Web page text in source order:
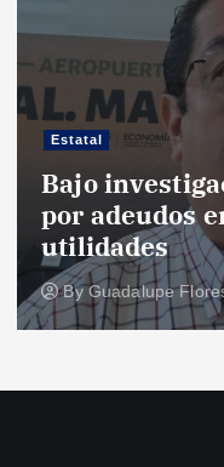
Estatal
Bajo
por adeudos
utilidades
ByGuadalupe